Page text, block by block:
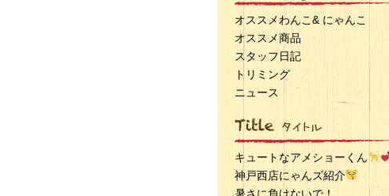
オススメわんこ& にゃんこ
オススメ商品
スタッフ日記
トリミング
ニュース
キュートなアメショーくん
神戸西店にゃんズ紹介